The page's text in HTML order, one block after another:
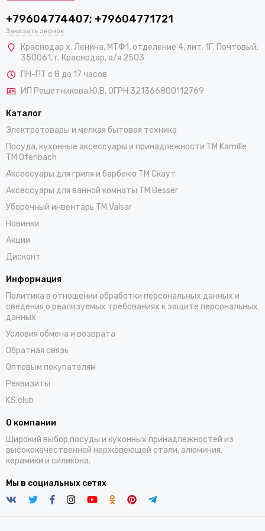
+79604774407; +79604771721
Заказать звонок
Краснодар х. Ленина, МТФ1, отделение 4, лит. 1Г. Почтовый:
350061, г. Краснодар, а/я 2503
ПН-ПТ с 8 до 17 часов
ИП Решетникова Ю.В. ОГРН 321366800112769
Каталог
Электротовары и мелкая бытовая техника
Посуда, кухонные аксессуары и принадлежности TM Kamille
TM Ofenbach
Аксессуары для гриля и барбекю TM Скаут
Аксессуары для ванной комнаты TM Besser
Уборочный инвентарь TM Valsar
Новинки
Акции
Дисконт
Информация
Политика в отношении обработки персональных данных и
сведения о реализуемых требованиях к защите персональных
данных
Условия обмена и возврата
Обратная связь
Оптовым покупателям
Реквизиты
KS.club
О компании
Широкий выбор посуды и кухонных принадлежностей из
высококачественной нержавеющей стали, алюминия,
керамики и силикона.
Мы в социальных сетях